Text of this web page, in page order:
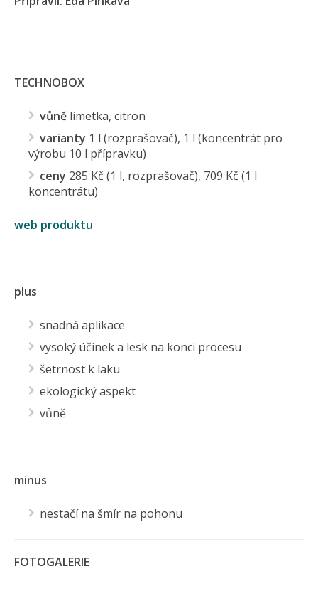
TECHNOBOX
vůně limetka, citron
varianty 1 l (rozprašovač), 1 l (koncentrát pro
výrobu 10 l přípravku)
ceny 285 Kč (1 l, rozprašovač), 709 Kč (1 l
koncentrátu)
web produktu
plus
snadná aplikace
vysoký účinek a lesk na konci procesu
šetrnost k laku
ekologický aspekt
vůně
minus
nestačí na šmír na pohonu
FOTOGALERIE